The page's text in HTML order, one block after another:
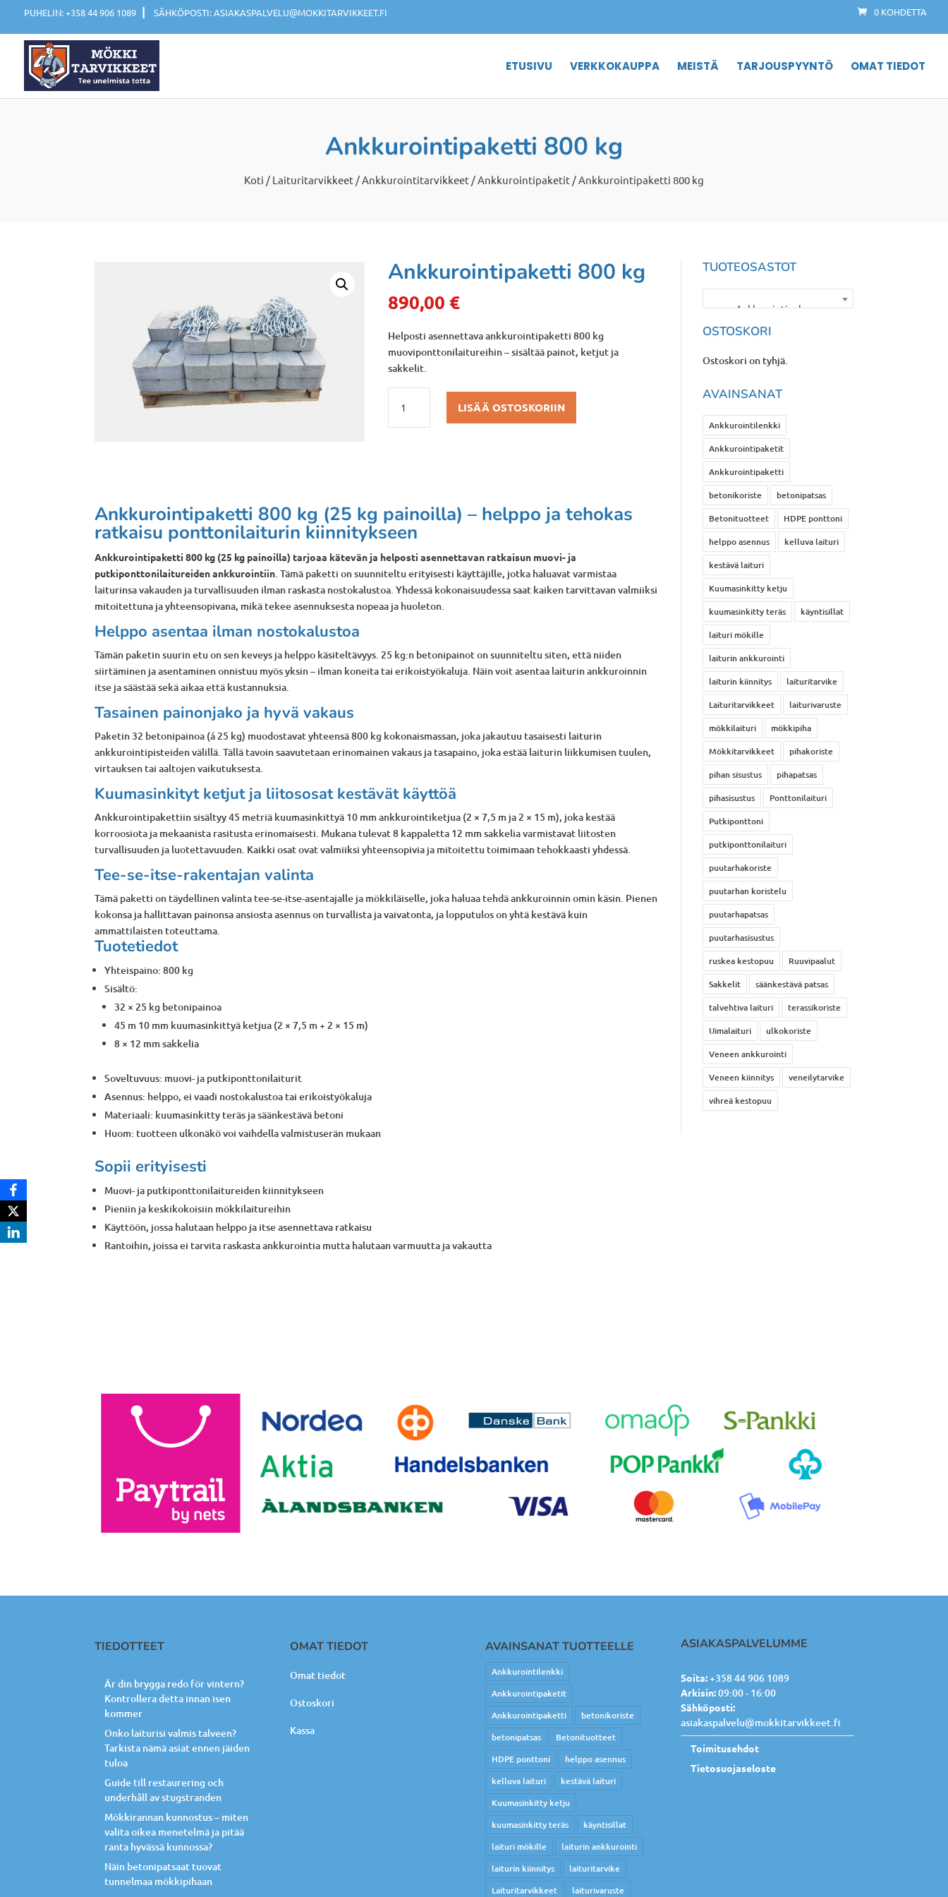
PUHELIN: +358 44 906 1089 | SÄHKÖPOSTI: ASIAKASPALVELU@MOKKITARVIKKEET.FI 0 KOHDETTA
ETUSIVU VERKKOKAUPPA MEISTÄ TARJOUSPYYNTÖ OMAT TIEDOT
Ankkurointipaketti 800 kg
Koti / Laituritarvikkeet /Ankkurointitarvikkeet /Ankkurointipaketit / Ankkurointipaketti 800 kg
Ankkurointipaketti 800 kg
890,00 €
Helposti asennettava ankkurointipaketti 800 kg
muoviponttonilaitureihin – sisältää painot, ketjut ja
sakkelit.
Ankkurointipaketti
800
kg
LISÄÄ OSTOSKORIIN
Ankkurointipaketti 800 kg (25 kg painoilla) – helppo ja tehokas
ratkaisu ponttonilaiturin kiinnitykseen
Ankkurointipaketti 800 kg (25 kg painoilla) tarjoaa kätevän ja helposti asennettavan ratkaisun muovi- ja
putkiponttonilaitureiden ankkurointiin . Tämä paketti on suunniteltu erityisesti käyttäjille, jotka haluavat varmistaa
laiturinsa vakauden ja turvallisuuden ilman raskasta nostokalustoa. Yhdessä kokonaisuudessa saat kaiken tarvittavan valmiiksi
mitoitettuna ja yhteensopivana, mikä tekee asennuksesta nopeaa ja huoleton.
Helppo asentaa ilman nostokalustoa
Tämän paketin suurin etu on sen keveys ja helppo käsiteltävyys. 25 kg:n betonipainot on suunniteltu siten, että niiden
siirtäminen ja asentaminen onnistuu myös yksin – ilman koneita tai erikoistyökaluja. Näin voit asentaa laiturin ankkuroinnin
itse ja säästää sekä aikaa että kustannuksia.
Tasainen painonjako ja hyvä vakaus
Paketin 32 betonipainoa (á 25 kg) muodostavat yhteensä 800 kg kokonaismassan, joka jakautuu tasaisesti laiturin
ankkurointipisteiden välillä. Tällä tavoin saavutetaan erinomainen vakaus ja tasapaino, joka estää laiturin liikkumisen tuulen,
virtauksen tai aaltojen vaikutuksesta.
Kuumasinkityt ketjut ja liitososat kestävät käyttöä
Ankkurointipakettiin sisältyy 45 metriä kuumasinkittyä 10 mm ankkurointiketjua (2 × 7,5 m ja 2 × 15 m), joka kestää
korroosiota ja mekaanista rasitusta erinomaisesti. Mukana tulevat 8 kappaletta 12 mm sakkelia varmistavat liitosten
turvallisuuden ja luotettavuuden. Kaikki osat ovat valmiiksi yhteensopivia ja mitoitettu toimimaan tehokkaasti yhdessä.
Tee-se-itse-rakentajan valinta
Tämä paketti on täydellinen valinta tee-se-itse-asentajalle ja mökkiläiselle, joka haluaa tehdä ankkuroinnin omin käsin. Pienen
kokonsa ja hallittavan painonsa ansiosta asennus on turvallista ja vaivatonta, ja lopputulos on yhtä kestävä kuin
ammattilaisten toteuttama.
Tuotetiedot
Yhteispaino: 800 kg
Sisältö:
32 × 25 kg betonipainoa
45 m 10 mm kuumasinkittyä ketjua (2 × 7,5 m + 2 × 15 m)
8 × 12 mm sakkelia
Soveltuvuus: muovi- ja putkiponttonilaiturit
Asennus: helppo, ei vaadi nostokalustoa tai erikoistyökaluja
Materiaali: kuumasinkitty teräs ja säänkestävä betoni
Huom: tuotteen ulkonäkö voi vaihdella valmistuserän mukaan
Sopii erityisesti
Muovi- ja putkiponttonilaitureiden kiinnitykseen
Pieniin ja keskikokoisiin mökkilaitureihin
Käyttöön, jossa halutaan helppo ja itse asennettava ratkaisu
Rantoihin, joissa ei tarvita raskasta ankkurointia mutta halutaan varmuutta ja vakautta
TUOTEOSASTOT
×
Ankkurointipaketit
OSTOSKORI
Ostoskori on tyhjä.
AVAINSANAT
Ankkurointilenkki
Ankkurointipaketit
Ankkurointipaketti
betonikoriste
betonipatsas
Betonituotteet
HDPE ponttoni
helppo asennus
kelluva laituri
kestävä laituri
Kuumasinkitty ketju
kuumasinkitty teräs
käyntisillat
laituri mökille
laiturin ankkurointi
laiturin kiinnitys
laituritarvike
Laituritarvikkeet
laiturivaruste
mökkilaituri
mökkipiha
Mökkitarvikkeet
pihakoriste
pihan sisustus
pihapatsas
pihasisustus
Ponttonilaituri
Putkiponttoni
putkiponttonilaituri
puutarhakoriste
puutarhan koristelu
puutarhapatsas
puutarhasisustus
ruskea kestopuu
Ruuvipaalut
Sakkelit
säänkestävä patsas
talvehtiva laituri
terassikoriste
Uimalaituri
ulkokoriste
Veneen ankkurointi
Veneen kiinnitys
veneilytarvike
vihreä kestopuu
TIEDOTTEET
Är din brygga redo för vintern?
Kontrollera detta innan isen
kommer
Onko laiturisi valmis talveen?
Tarkista nämä asiat ennen jäiden
tuloa
Guide till restaurering och
underhåll av stugstranden
Mökkirannan kunnostus – miten
valita oikea menetelmä ja pitää
ranta hyvässä kunnossa?
Näin betonipatsaat tuovat
tunnelmaa mökkipihaan
OMAT TIEDOT
Omat tiedot
Ostoskori
Kassa
AVAINSANAT TUOTTEELLE
Ankkurointilenkki
Ankkurointipaketit
Ankkurointipaketti
betonikoriste
betonipatsas
Betonituotteet
HDPE ponttoni
helppo asennus
kelluva laituri
kestävä laituri
Kuumasinkitty ketju
kuumasinkitty teräs
käyntisillat
laituri mökille
laiturin ankkurointi
laiturin kiinnitys
laituritarvike
Laituritarvikkeet
laiturivaruste
ASIAKASPALVELUMME
Soita:+358 44 906 1089
Arkisin:09:00 - 16:00
Sähköposti:
asiakaspalvelu@mokkitarvikkeet.fi
Toimitusehdot
Tietosuojaseloste